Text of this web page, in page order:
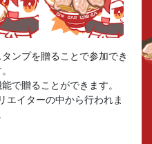
ンプを贈ることで参加でき
で贈ることができます。
エイターの中から行われま